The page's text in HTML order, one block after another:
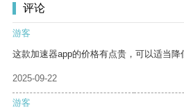
评论
游客
这款加速器app的价格有点贵，可以适当降
2025-09-22
游客